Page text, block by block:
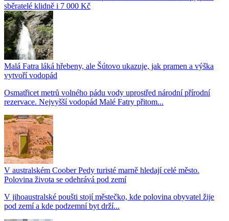
sběratelé klidně i 7 000 Kč
Malá Fatra láká hřebeny, ale Šútovo ukazuje, jak pramen a výška
vytvoří vodopád
Osmatřicet metrů volného pádu vody uprostřed národní přírodní
rezervace. Nejvyšší vodopád Malé Fatry přitom...
V australském Coober Pedy turisté marně hledají celé město.
Polovina života se odehrává pod zemí
V jihoaustralské poušti stojí městečko, kde polovina obyvatel žije
pod zemí a kde podzemní byt drží...